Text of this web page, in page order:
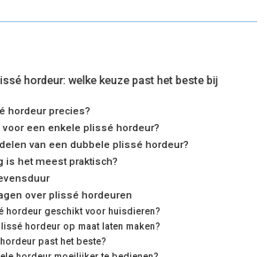
R
O
N
E
O
O
K
R
O
N
T
R
E
S
R
O
K
D
N
R
I
hordeur: welke keuze past het beste bij
hordeur precies?
voor een enkele plissé hordeur?
van een dubbele plissé hordeur?
is het meest praktisch?
over plissé hordeuren
hordeur geschikt voor huisdieren?
hordeur op maat laten maken?
past het beste?